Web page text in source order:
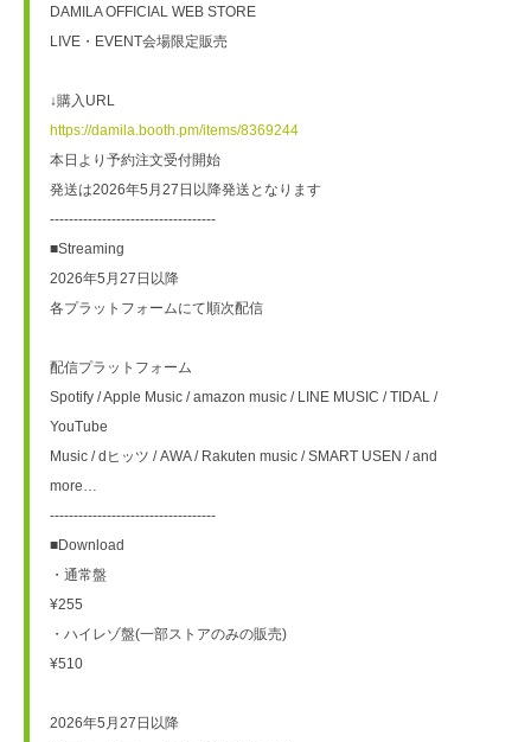
DAMILA OFFICIAL WEB STORE
LIVE・EVENT会場限定販売
↓購入URL
https://damila.booth.pm/items/8369244
本日より予約注文受付開始
発送は2026年5月27日以降発送となります
-----------------------------------
■Streaming
2026年5月27日以降
各プラットフォームにて順次配信
配信プラットフォーム
Spotify / Apple Music / amazon music / LINE MUSIC / TIDAL /
YouTube
Music / dヒッツ / AWA / Rakuten music / SMART USEN / and
more…
-----------------------------------
■Download
・通常盤
¥255
・ハイレゾ盤(一部ストアのみの販売)
¥510
2026年5月27日以降